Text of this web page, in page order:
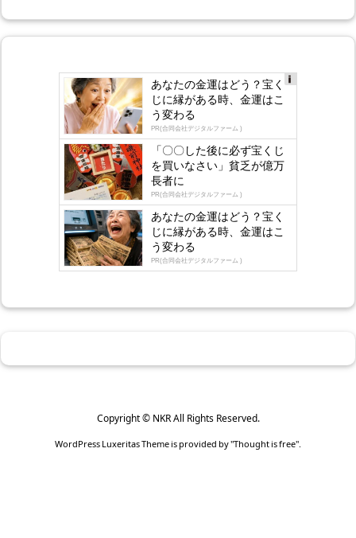
gly
あなたの金運はどう？宝く
じに縁がある時、金運はこ
う変わる
PR(合同会社デジタルファーム )
「〇〇した後に必ず宝くじ
を買いなさい」貧乏が億万
長者に
PR(合同会社デジタルファーム )
あなたの金運はどう？宝く
じに縁がある時、金運はこ
う変わる
PR(合同会社デジタルファーム )
Copyright © NKRAll Rights Reserved.
WordPress Luxeritas Theme is provided by "Thought is free".